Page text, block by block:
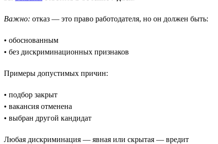
Важно: отказ — это право работодателя, но он должен быть:
• обоснованным
• без дискриминационных признаков
Примеры допустимых причин:
• подбор закрыт
• вакансия отменена
• выбран другой кандидат
Любая дискриминация — явная или скрытая — вредит